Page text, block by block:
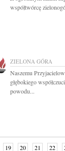
współtwórcę
ZIELONA GÓRA
Naszemu
głębokiego
powodu...
19 20 21 22